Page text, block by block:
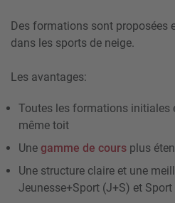
Des formations sont proposées
dans les sports de neige.
Les avantages:
Toutes les formations initiales
même toit
Une gamme de cours plus
Une structure claire et une
Jeunesse+Sport (J+S) et